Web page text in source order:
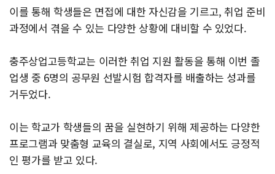
이를 통해 학생들은 면접에 대한 자신감을 기르고, 취업 준비
과정에서 겪을 수 있는 다양한 상황에 대비할 수 있었다.
충주상업고등학교는 이러한 취업 지원 활동을 통해 이번 졸
업생 중 6명의 공무원 선발시험 합격자를 배출하는 성과를
거두었다.
이는 학교가 학생들의 꿈을 실현하기 위해 제공하는 다양한
프로그램과 맞춤형 교육의 결실로, 지역 사회에서도 긍정적
인 평가를 받고 있다.